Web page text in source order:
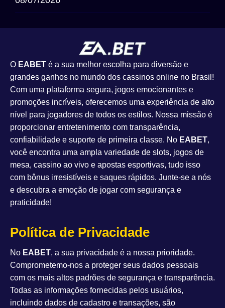
O EABET é a sua melhor escolha para diversão e
grandes ganhos no mundo dos cassinos online no Brasil!
Com uma plataforma segura, jogos emocionantes e
promoções incríveis, oferecemos uma experiência de alto
nível para jogadores de todos os estilos. Nossa missão é
proporcionar entretenimento com transparência,
confiabilidade e suporte de primeira classe. No EABET,
você encontra uma ampla variedade de slots, jogos de
mesa, cassino ao vivo e apostas esportivas, tudo isso
com bônus irresistíveis e saques rápidos. Junte-se a nós
e descubra a emoção de jogar com segurança e
praticidade!
Política de Privacidade
No EABET, a sua privacidade é a nossa prioridade.
Comprometemo-nos a proteger seus dados pessoais
com os mais altos padrões de segurança e transparência.
Todas as informações fornecidas pelos usuários,
incluindo dados de cadastro e transações, são